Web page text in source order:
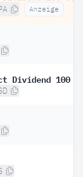
Anzeige